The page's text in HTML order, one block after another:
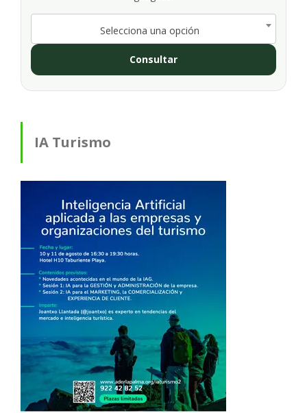
Selecciona una opción
Consultar
IA Turismo